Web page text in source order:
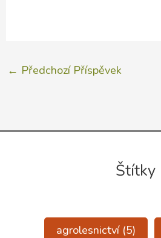
← Předchozí Příspěvek
Štítky
agrolesnictví(5)